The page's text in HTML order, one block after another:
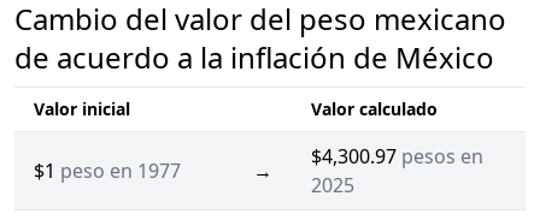
Cambio del valor del peso mexicano
de acuerdo a la inflación de México
Valor inicial Valor calculado
$1 peso en 1977 →
$4,300.97 pesos en
2025